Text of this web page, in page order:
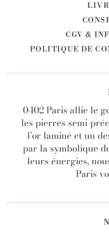
CGV &
POLITIQUE DE
0402 Paris allie le
les pierres semi-
l’or laminé et un
par la symbolique
leurs énergies,
Paris